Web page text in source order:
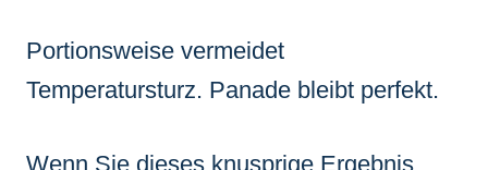
Portionsweise vermeidet
Temperatursturz. Panade bleibt perfekt.
Wenn Sie dieses knusprige Ergebnis